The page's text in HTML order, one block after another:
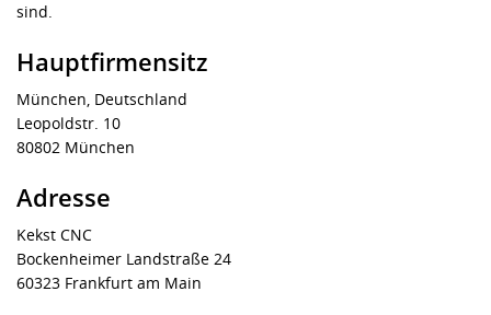
sind.
Hauptfirmensitz
München, Deutschland
Leopoldstr. 10
80802 München
Adresse
Kekst CNC
Bockenheimer Landstraße 24
60323 Frankfurt am Main